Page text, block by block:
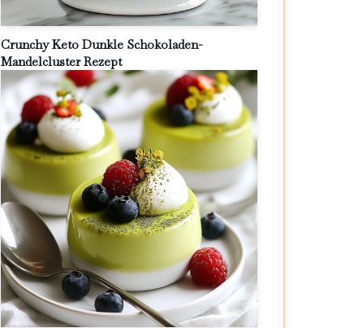
Crunchy Keto Dunkle Schokoladen-
Mandelcluster Rezept